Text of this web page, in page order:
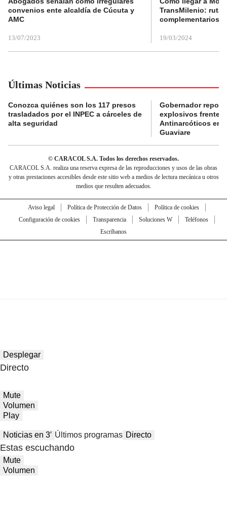
convenios ente alcaldía de Cúcuta y
AMC
13/07/2023
TransMilenio:
complementarios
19/03/2024
Últimas Noticias
Conozca quiénes son los 117 presos
trasladados por el INPEC a cárceles de
alta seguridad
Gobernador
explosivos frente a
Antinarcóticos en
Guaviare
© CARACOL S.A. Todos los derechos reservados.
CARACOL S.A. realiza una reserva expresa de las reproducciones y usos de las obras
y otras prestaciones accesibles desde este sitio web a medios de lectura mecánica u otros
medios que resulten adecuados.
Aviso legal Política de Protección de Datos
Política de cookies
Configuración de cookies
Transparencia Soluciones W
Teléfonos
Escríbanos
Desplegar
Directo
Mute
Volumen
Play
Noticias en 3′ Últimos programas Directo
Estas escuchando
Mute
Volumen